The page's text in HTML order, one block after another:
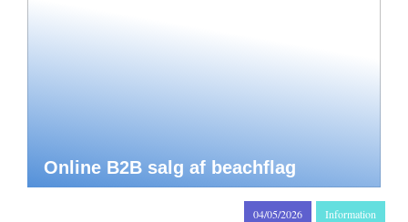
Online B2B salg af beachflag
04/05/2026 Information